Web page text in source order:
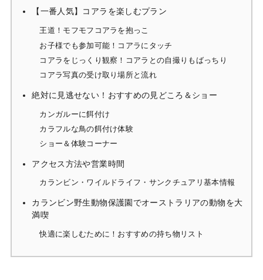
【一番人気】コアラを楽しむプラン
王道！モフモフコアラを抱っこ
お子様でも参加可能！コアラにタッチ
コアラをじっくり観察！コアラとの自撮りもばっちり
コアラ写真の受け取り場所と流れ
絶対に見逃せない！おすすめの見どころ＆ショー
カンガルーに餌付け
カラフルな鳥の餌付け体験
ショー＆体験コーナー
アクセス方法や営業時間
カランビン・ワイルドライフ・サンクチュアリ基本情報
カランビン野生動物保護園でオーストラリアの動物を大
満喫
快適に楽しむために！おすすめの持ち物リスト